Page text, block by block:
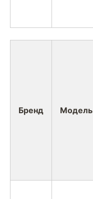
Бренд Модель